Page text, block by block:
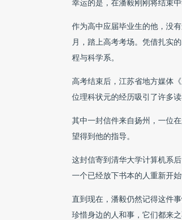
幸运的是，在潘毅刚刚将结束
作为高中应届毕业生的他，没
月，踏上高考考场。凭借扎实
程与科学系。
高考结束后，江苏省地方媒体
位理科状元的经历吸引了许多
其中一封信件来自扬州，一位
望得到他的指导。
这封信寄到清华大学计算机系
一个已经放下书本的人重新开
直到现在，潘毅仍然记得这件
珍惜身边的人和事，它们都来